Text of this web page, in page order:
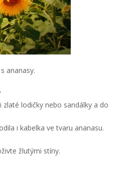
ananasy.
lodičky nebo sandálky a do
i kabelka ve tvaru ananasu.
žlutými stíny.